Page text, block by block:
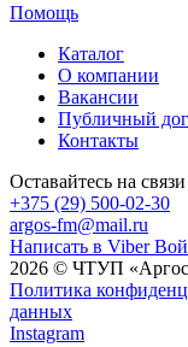
Помощь
Каталог
О компании
Вакансии
Публичный
Контакты
Оставайтесь на связи
+375 (29) 500-02-30
argos-fm@mail.ru
Написать в Viber
2026 © ЧТУП
Политика
данных
Instagram